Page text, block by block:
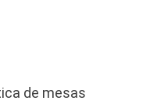
de mesas